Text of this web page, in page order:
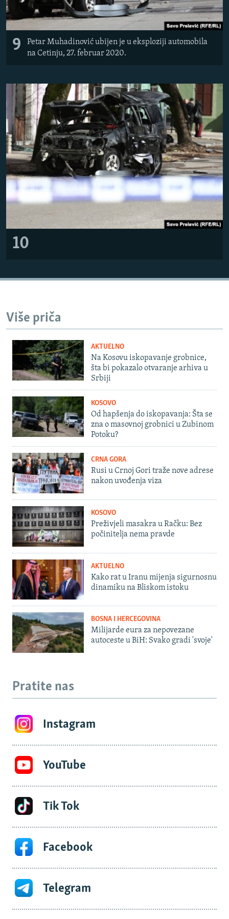
9
Petar Muhadinović ubijen je u eksploziji automobila
na Cetinju, 27. februar 2020.
10
Više priča
AKTUELNO
Na Kosovu iskopavanje grobnice,
šta bi pokazalo otvaranje arhiva u
Srbiji
KOSOVO
Od hapšenja do iskopavanja: Šta se
zna o masovnoj grobnici u Zubinom
Potoku?
CRNA GORA
Rusi u Crnoj Gori traže nove adrese
nakon uvođenja viza
KOSOVO
Preživjeli masakra u Račku: Bez
počinitelja nema pravde
AKTUELNO
Kako rat u Iranu mijenja sigurnosnu
dinamiku na Bliskom istoku
BOSNA I HERCEGOVINA
Milijarde eura za nepovezane
autoceste u BiH: Svako gradi 'svoje'
Pratite nas
Instagram
YouTube
Tik Tok
Facebook
Telegram